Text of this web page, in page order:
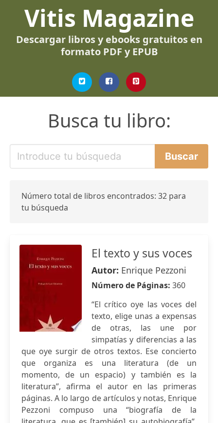
Vitis Magazine
Descargar libros y ebooks gratuitos en
formato PDF y EPUB
Busca tu libro:
Número total de libros encontrados: 32 para
tu búsqueda
El texto y sus voces
Autor: Enrique Pezzoni
Número de Páginas: 360
“El crítico oye las voces del
texto, elige unas a expensas
de otras, las une por
simpatías y diferencias a las
que oye surgir de otros textos. Ese concierto
que organiza es una literatura (de un
momento, de un espacio) y también es la
literatura”, afirma el autor en las primeras
páginas. A lo largo de artículos y notas, Enrique
Pezzoni compuso una “biografía de la